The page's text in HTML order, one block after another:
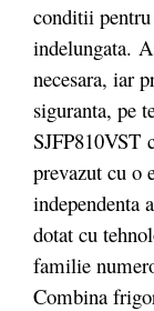
conditii
indelungata.
necesara, iar
siguranta, pe
SJFP810VST
prevazut cu o
independenta
dotat cu
familie
Combina